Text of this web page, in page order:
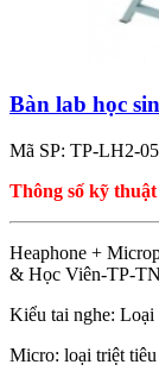
Bàn lab học
Mã SP: TP-LH2-05
Thông số kỹ thuật
Heaphone +
& Học Viên-TP-
Kiểu tai nghe: Loại
Micro: loại triệt tiêu